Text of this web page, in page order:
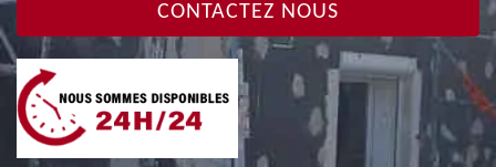
CONTACTEZ NOUS